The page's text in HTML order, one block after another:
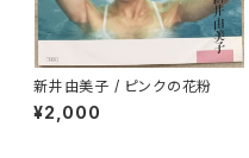
新井由美子 / ピンクの花粉
¥2,000